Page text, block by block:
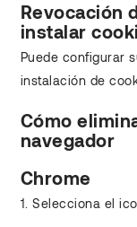
Revocación
instalar
Puede configurar
instalación de
Cómo
navegador
Chrome
1. Selecciona el